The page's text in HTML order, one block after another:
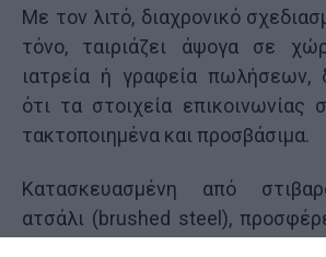
Με τον λιτό, διαχρονικό
τόνο, ταιριάζει άψογα σε
ιατρεία ή γραφεία πωλήσεων,
ότι τα στοιχεία επικοινωνίας
τακτοποιημένα και προσβάσιμα.
Κατασκευασμένη από
ατσάλι (brushed steel),